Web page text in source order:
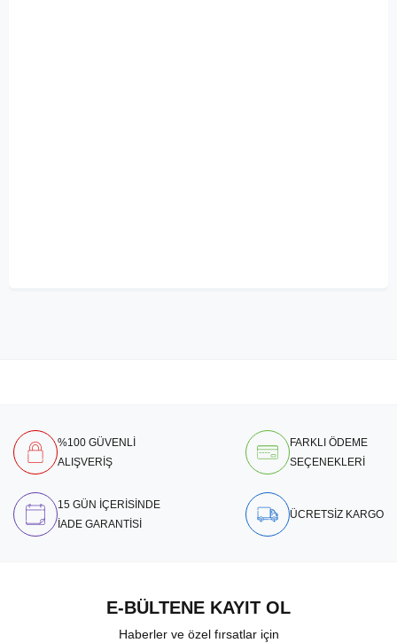
%100 GÜVENLİ
ALIŞVERİŞ
FARKLI ÖDEME
SEÇENEKLERİ
15 GÜN İÇERİSİNDE
İADE GARANTİSİ
ÜCRETSİZ KARGO
E-BÜLTENE KAYIT OL
Haberler ve özel fırsatlar için